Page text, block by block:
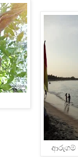
ආරුගම්